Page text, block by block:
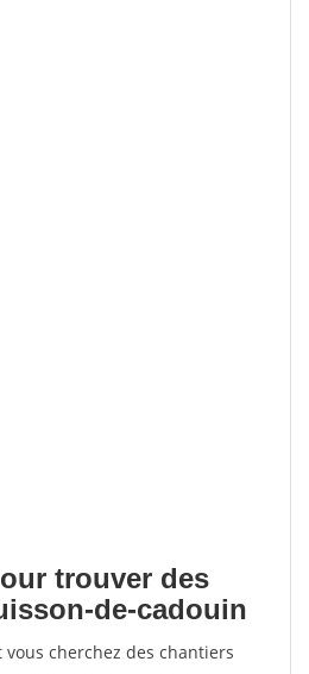
trouver des
de-cadouin
cherchez des chantiers